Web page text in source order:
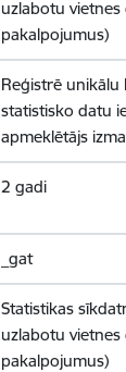
uzlabotu
pakalpojumus)
Reģistrē unikālu
statistisko datu
apmeklētājs
2 gadi
_gat
Statistikas
uzlabotu
pakalpojumus)